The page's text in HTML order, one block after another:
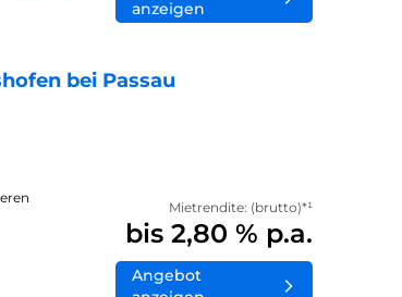
anzeigen
bei Passau
Mietrendite: (brutto)*¹
bis 2,80 % p.a.
Angebot